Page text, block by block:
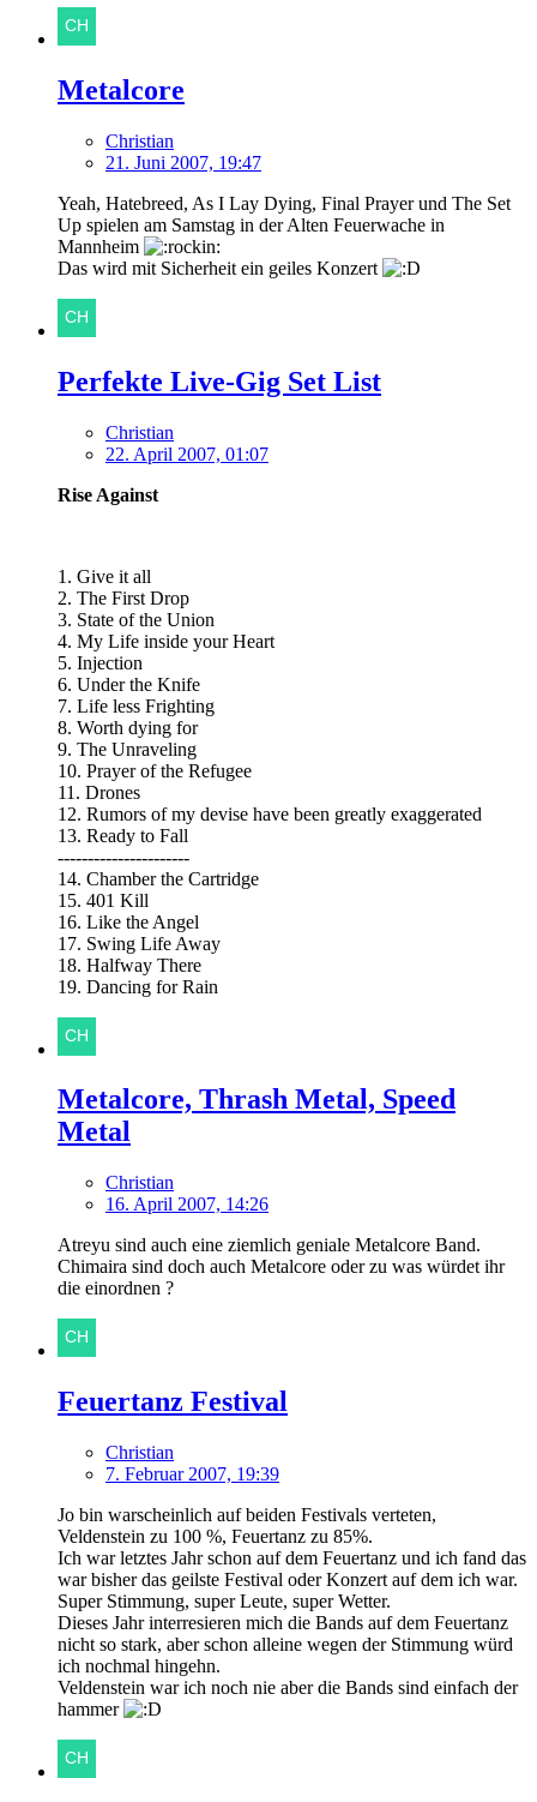
Metalcore
Christian
21. Juni 2007, 19:47
Yeah, Hatebreed, As I Lay Dying, Final Prayer und The Set
Up spielen am Samstag in der Alten Feuerwache in
Mannheim
Das wird mit Sicherheit ein geiles Konzert
Perfekte Live-Gig Set List
Christian
22. April 2007, 01:07
Rise Against
1. Give it all
2. The First Drop
3. State of the Union
4. My Life inside your Heart
5. Injection
6. Under the Knife
7. Life less Frighting
8. Worth dying for
9. The Unraveling
10. Prayer of the Refugee
11. Drones
12. Rumors of my devise have been greatly exaggerated
13. Ready to Fall
----------------------
14. Chamber the Cartridge
15. 401 Kill
16. Like the Angel
17. Swing Life Away
18. Halfway There
19. Dancing for Rain
Metalcore, Thrash Metal, Speed
Metal
Christian
16. April 2007, 14:26
Atreyu sind auch eine ziemlich geniale Metalcore Band.
Chimaira sind doch auch Metalcore oder zu was würdet ihr
die einordnen ?
Feuertanz Festival
Christian
7. Februar 2007, 19:39
Jo bin warscheinlich auf beiden Festivals verteten,
Veldenstein zu 100 %, Feuertanz zu 85%.
Ich war letztes Jahr schon auf dem Feuertanz und ich fand das
war bisher das geilste Festival oder Konzert auf dem ich war.
Super Stimmung, super Leute, super Wetter.
Dieses Jahr interresieren mich die Bands auf dem Feuertanz
nicht so stark, aber schon alleine wegen der Stimmung würd
ich nochmal hingehn.
Veldenstein war ich noch nie aber die Bands sind einfach der
hammer